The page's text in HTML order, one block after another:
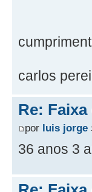
carlos
Re:
por luis jorge
36 anos 3